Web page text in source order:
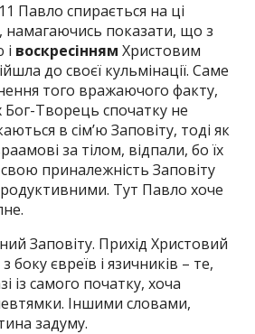
Павло спирається на ці
намагаючись показати, що з
воскресінням Христовим
до своєї кульмінації. Саме
того вражаючого факту,
Творець спочатку не
в сім’ю Заповіту, тоді як
за тілом, відпали, бо їх
приналежність Заповіту
Тут Павло хоче
Заповіту. Прихід Христовий
боку євреїв і язичників – те,
із самого початку, хоча
Іншими словами,
задуму.